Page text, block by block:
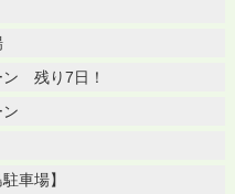
残り7日！
車場】